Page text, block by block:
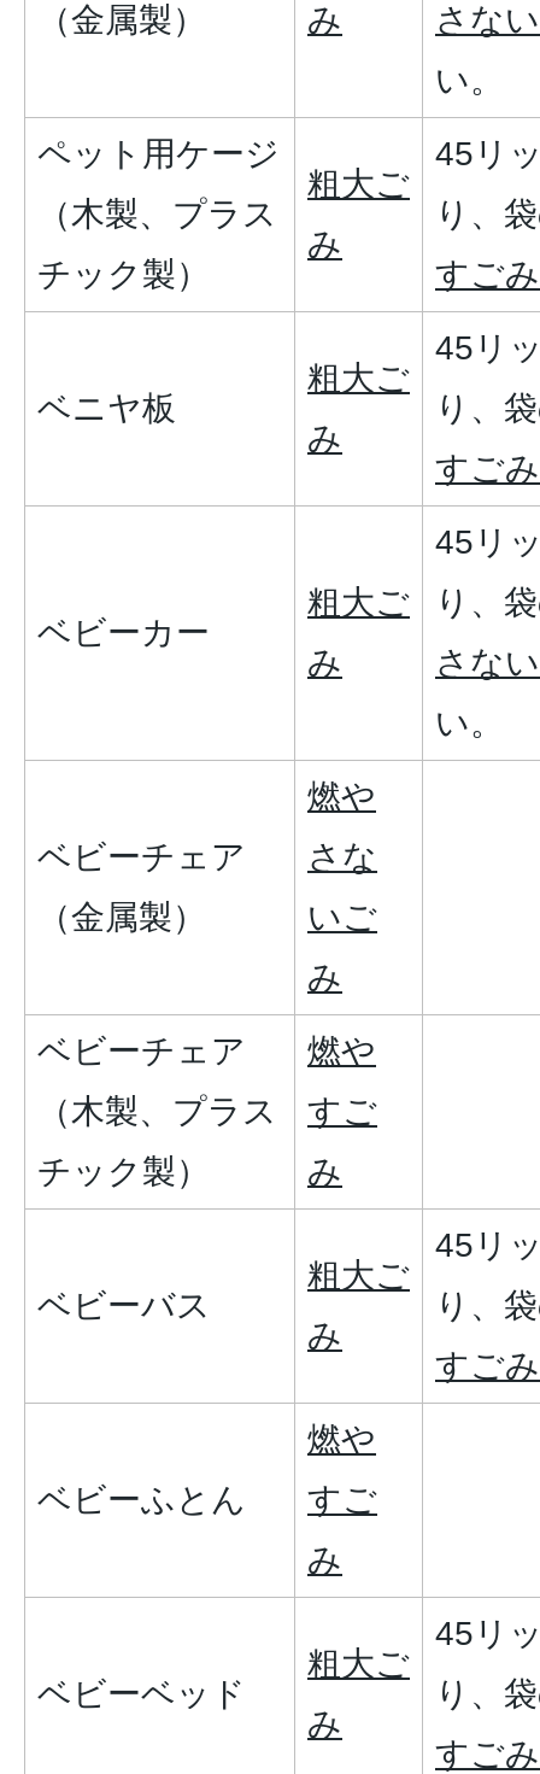
（金属製）
み
さな
い。
ペット用ケージ
（木製、プラス
チック製）
粗大ご
み
45リ
り、
すごみ
ベニヤ板
粗大ご
み
45リ
り、
すごみ
ベビーカー
粗大ご
み
45リ
り、
さな
い。
ベビーチェア
（金属製）
燃や
さな
いご
み
ベビーチェア
（木製、プラス
チック製）
燃や
すご
み
ベビーバス
粗大ご
み
45リ
り、
すごみ
ベビーふとん
燃や
すご
み
ベビーベッド
粗大ご
み
45リ
り、
すごみ